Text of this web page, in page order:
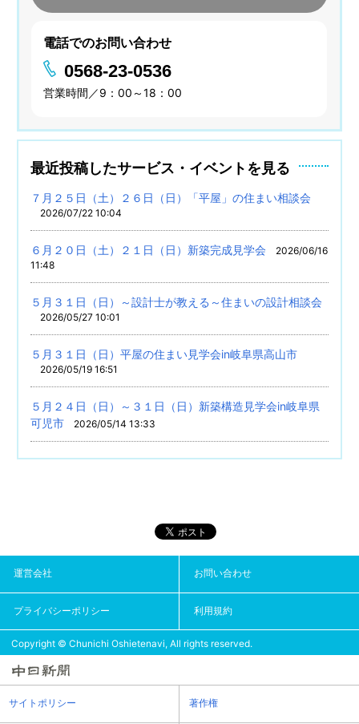
電話でのお問い合わせ
0568-23-0536
営業時間／9：00～18：00
最近投稿したサービス・イベントを見る
７月２５日（土）２６日（日）「平屋」の住まい相談会
2026/07/22 10:04
６月２０日（土）２１日（日）新築完成見学会
2026/06/16
11:48
５月３１日（日）～設計士が教える～住まいの設計相談会
2026/05/27 10:01
５月３１日（日）平屋の住まい見学会in岐阜県高山市
2026/05/19 16:51
５月２４日（日）～３１日（日）新築構造見学会in岐阜県
可児市
2026/05/14 13:33
運営会社 お問い合わせ
プライバシーポリシー 利用規約
Copyright © Chunichi Oshietenavi, All rights reserved.
サイトポリシー 著作権